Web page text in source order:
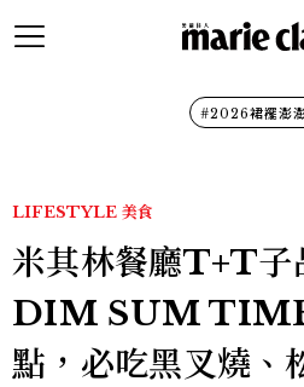
#2026裙襬澎
LIFESTYLE 美食
米其林餐廳T+T子
DIM SUM TIME
點，必吃黑叉燒、